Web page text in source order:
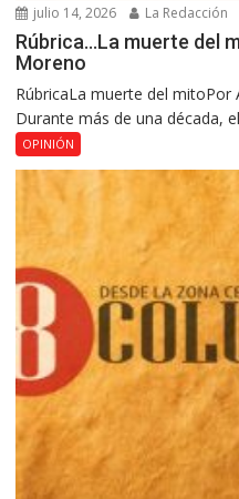
julio 14, 2026 La Redacción
Rúbrica…La muerte del
Moreno
RúbricaLa muerte del
Durante más de una década,
OPINIÓN